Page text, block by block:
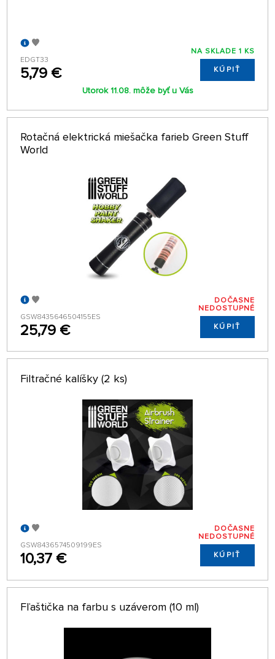
EDGT33
5,79 €
NA SKLADE 1 KS
KÚPIŤ
Utorok 11.08. môže byť u Vás
Rotačná elektrická miešačka farieb Green Stuff
World
GSW8435646504155ES
25,79 €
DOČASNE
NEDOSTUPNÉ
KÚPIŤ
Filtračné kalíšky (2 ks)
GSW8436574509199ES
10,37 €
DOČASNE
NEDOSTUPNÉ
KÚPIŤ
Fľaštička na farbu s uzáverom (10 ml)